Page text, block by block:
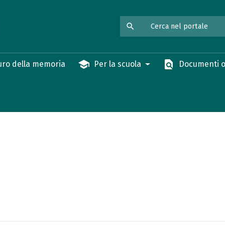
search
della memoria school Per la scuola find_in_page Documenti